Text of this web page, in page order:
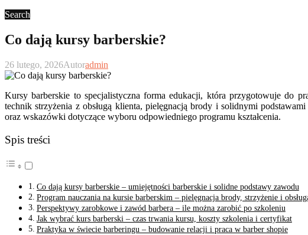
Search
Co dają kursy barberskie?
26 lutego, 2026Autoradmin
Kursy barberskie to specjalistyczna forma edukacji, która przygotowuje do
technik strzyżenia z obsługą klienta, pielęgnacją brody i solidnymi
oraz wskazówki dotyczące wyboru odpowiedniego programu kształcenia.
Spis treści
Co dają kursy barberskie – umiejętności barberskie i solidne podstawy zawodu
Program nauczania na kursie barberskim – pielęgnacja brody, strzyżenie i
Perspektywy zarobkowe i zawód barbera – ile można zarobić po szkoleniu
Jak wybrać kurs barberski – czas trwania kursu, koszty szkolenia i certyfikat
Praktyka w świecie barberingu – budowanie relacji i praca w barber shopie